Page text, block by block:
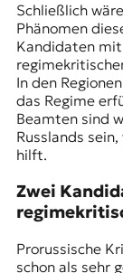
Schließlich
Phänomen
Kandidaten
In den
das Regime
Beamten sind
Russlands
hilft.
Zwei
Prorussische
schon als sehr